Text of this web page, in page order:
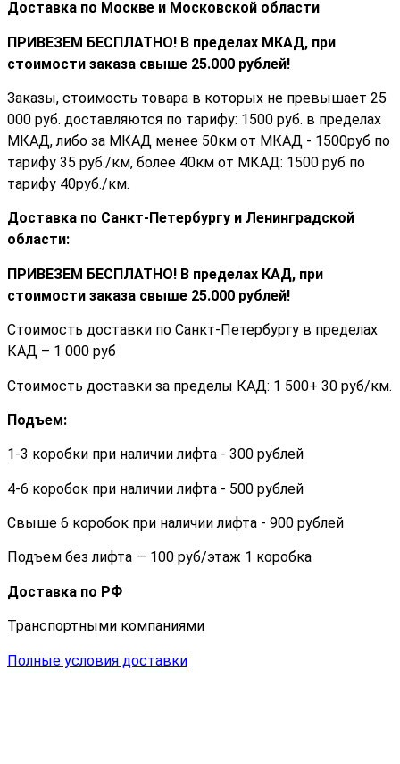
Доставка по Москве и Московской области
ПРИВЕЗЕМ БЕСПЛАТНО! В пределах МКАД, при
стоимости заказа cвыше 25.000 рублей!
Заказы, стоимость товара в которых не превышает 25
000 руб. доставляются по тарифу: 1500 руб. в пределах
МКАД, либо за МКАД менее 50км от МКАД - 1500руб по
тарифу 35 руб./км, более 40км от МКАД: 1500 руб по
тарифу 40руб./км.
Доставка по Санкт-Петербургу и Ленинградской
области:
ПРИВЕЗЕМ БЕСПЛАТНО! В пределах КАД, при
стоимости заказа cвыше 25.000 рублей!
Стоимость доставки по Санкт-Петербургу в пределах
КАД – 1 000 руб
Стоимость доставки за пределы КАД: 1 500+ 30 руб/км.
Подъем:
1-3 коробки при наличии лифта - 300 рублей
4-6 коробок при наличии лифта - 500 рублей
Свыше 6 коробок при наличии лифта - 900 рублей
Подъем без лифта — 100 руб/этаж 1 коробка
Доставка по РФ
Транспортными компаниями
Полные условия доставки